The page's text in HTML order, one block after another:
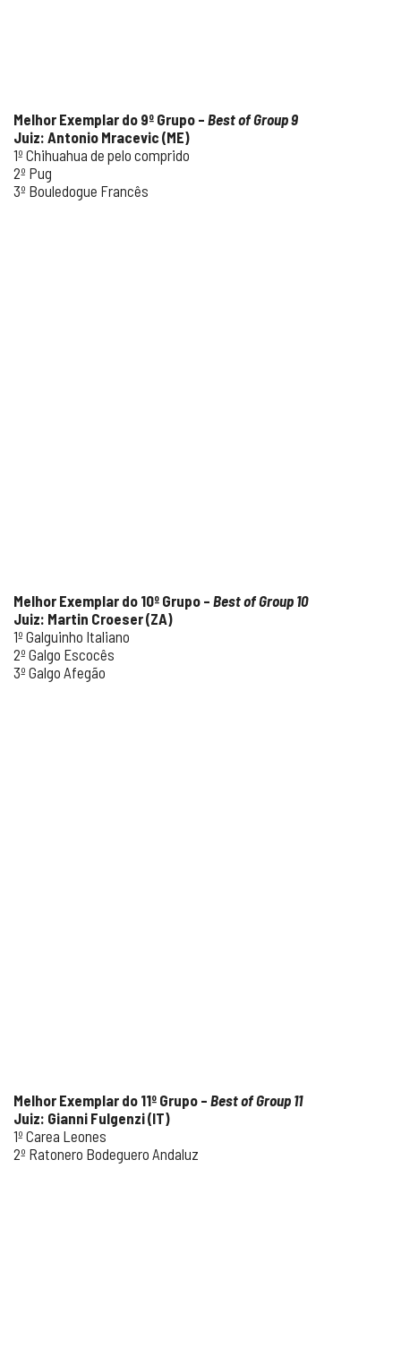
Melhor Exemplar do 9º Grupo – Best of Group 9
Juiz: Antonio Mracevic (ME)
1º Chihuahua de pelo comprido
2º Pug
3º Bouledogue Francês
Melhor Exemplar do 10º Grupo – Best of Group 10
Juiz: Martin Croeser (ZA)
1º Galguinho Italiano
2º Galgo Escocês
3º Galgo Afegão
Melhor Exemplar do 11º Grupo – Best of Group 11
Juiz: Gianni Fulgenzi (IT)
1º Carea Leones
2º Ratonero Bodeguero Andaluz